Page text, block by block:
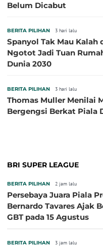
Belum Dicabut
BERITA PILIHAN 3 hari lalu
Spanyol Tak Mau Kalah
Ngotot Jadi Tuan
Dunia 2030
BERITA PILIHAN 3 hari lalu
Thomas Muller Menilai
Bergengsi Berkat Piala
BRI SUPER LEAGUE
BERITA PILIHAN 2 jam lalu
Persebaya Juara Piala
Bernardo Tavares Ajak
GBT pada 15 Agustus
BERITA PILIHAN 3 jam lalu